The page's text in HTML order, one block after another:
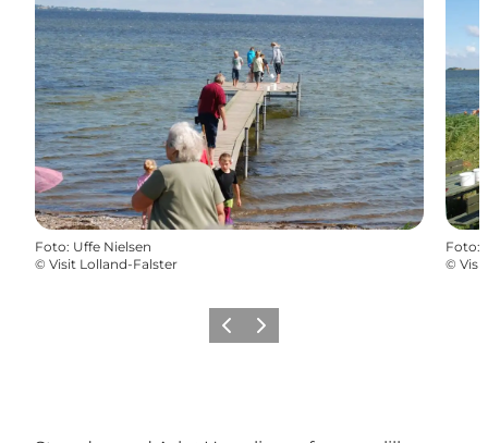
Foto: Uffe Nielsen
© Visit Lolland-Falster
Foto:
©
ForrigeNæste